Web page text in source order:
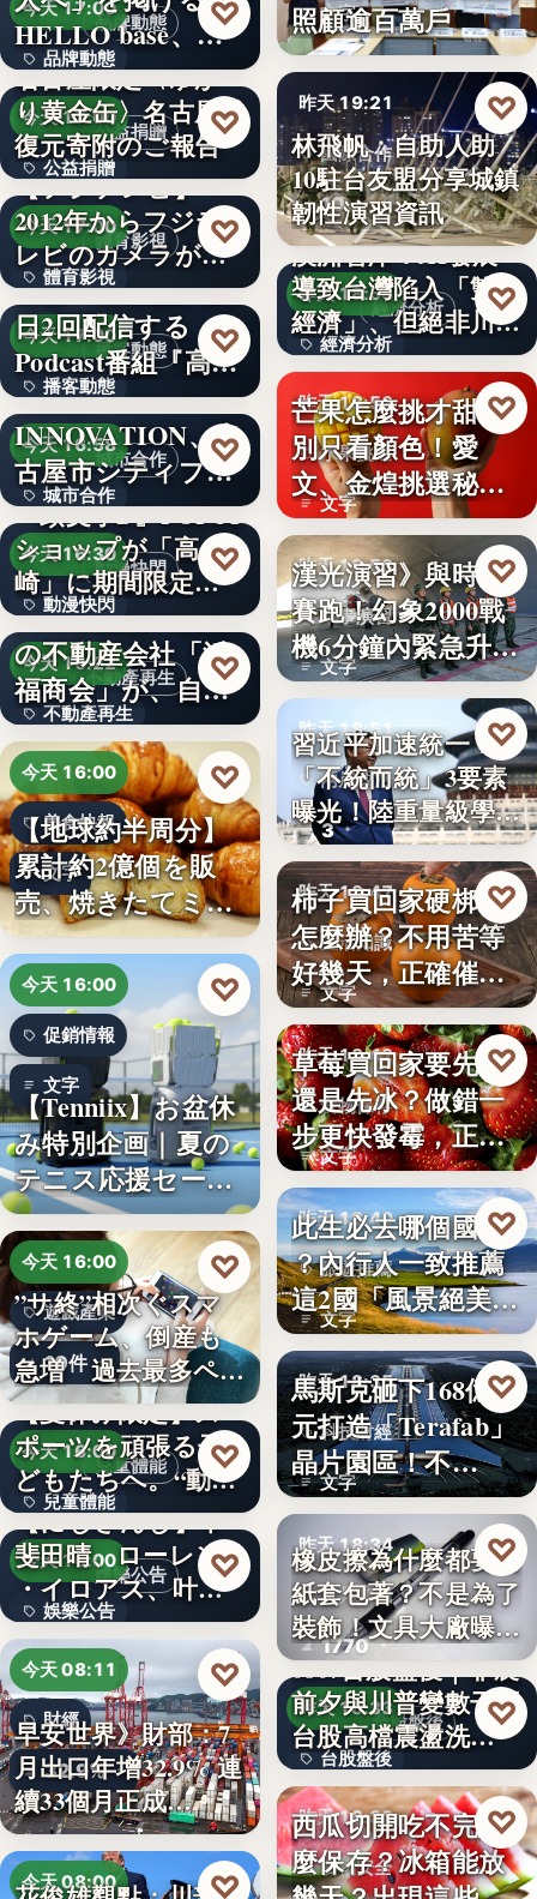
品牌動態
今天 17:00
品牌動態
文字
HELLO base、創
業…
♡
公益捐贈
今天 17:00
公益捐贈
4,550,085
名古屋限定〈ゆか
り黄金缶〉名古屋城
復元寄附のご報告
♡
體育影視
今天 17:00
體育影視
99
【フジテレビ】
2012年からフジテ
レビのカメラが追
い続け…
♡
播客動態
今天 17:00
播客動態
文字
俳優・高橋健介が1
日2回配信する
Podcast番組『高
橋…
♡
城市合作
今天 16:58
城市合作
文字
NEXT
INNOVATION、名
古屋市シティプロ
モーシ…
♡
動漫快閃
今天 16:30
動漫快閃
366
『頭文字D』POPUP
ショップが「高
崎」に期間限定で
登場…
♡
不動產再生
今天 16:22
不動產再生
文字
1970年創業の長崎
の不動産会社「浜
福商会」が、自ら
再生…
♡
今天 16:00
美食快報
文字
【地球約半周分】
累計約2億個を販
売、焼きたてミニ
クロワッ…
♡
今天 16:00
促銷情報
文字
【Tenniix】お盆休
み特別企画｜夏の
テニス応援セー
ル…
♡
今天 16:00
遊戲產業
10件
”サ終”相次ぐスマ
ホゲーム、倒産も
急増 過去最多ペー
スで…
♡
兒童體能
今天 16:00
兒童體能
0円
【夏休み限定】ス
ポーツを頑張る子
どもたちへ。“動け
る身体…
♡
娛樂公告
今天 16:00
娛樂公告
30
【にじさんじ】甲
斐田晴、ローレン
・イロアス、叶ワ
ンマンラ…
♡
今天 08:11
財經
32.9%
早安世界》財部：7
月出口年增32.9% 連
續33個月正成…
♡
今天 08:00 ♡
文字
照顧逾百萬戶
昨天 19:21
國際合作
10
林飛帆：自助人助
10駐台友盟分享城鎮
韌性演習資訊
♡
經濟分析
昨天 18:54
經濟分析
40%
澳洲智庫：AI發展
導致台灣陷入「雙速
經濟」、但絕非川普
所…
♡
昨天 18:53
水果挑選
文字
芒果怎麼挑才甜？
別只看顏色！愛
文、金煌挑選秘訣
曝光，買回…
♡
昨天 18:53
軍事演習
文字
漢光演習》與時間
賽跑！幻象2000戰
機6分鐘內緊急升
空…
♡
昨天 18:51
兩岸政治
3
習近平加速統一？
「不統而統」3要素
曝光！陸重量級學者
朱衛…
♡
昨天 18:47
生活知識
文字
柿子買回家硬梆梆
怎麼辦？不用苦等
好幾天，正確催熟
方法一次…
♡
昨天 18:42
食物保存
文字
草莓買回家要先洗
還是先冰？做錯一
步更快發霉，正確
保存方式…
♡
昨天 18:40
旅遊推薦
文字
此生必去哪個國家
？內行人一致推薦
這2國「風景絕美、
美食好…
♡
昨天 18:35
科技財經
文字
馬斯克砸下168億美
元打造「Terafab」
晶片園區！不…
♡
昨天 18:34
文具知識
1770
橡皮擦為什麼都要用
紙套包著？不是為了
裝飾！文具大廠曝重
要…
♡
台股盤後
昨天 18:33
台股盤後
170.79
0807台股盤後｜非農
前夕與川普變數干擾
台股高檔震盪洗…
♡
昨天 18:30
食物安全
西瓜切開吃不完怎
麼保存？冰箱能放
♡